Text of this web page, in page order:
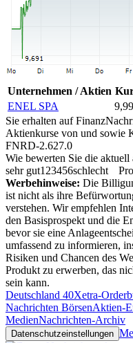
Unternehmen / Aktien
ENEL SPA
Sie erhalten auf
Aktienkurse von und sowie
FNRD-2.627.0
Wie bewerten Sie die aktuell
sehr gut1 23456schlecht
Werbehinweise: Die
ist nicht als ihre
verstehen. Wir empfehlen
den Basisprospekt und die
bevor sie eine
umfassend zu informieren,
Risiken und Chancen des
Produkt zu erwerben, das
sein kann.
Deutschland 40Xetra-
Nachrichten BörsenAktien-
MedienNachrichten-Archiv
Datenschutzeinstellungen